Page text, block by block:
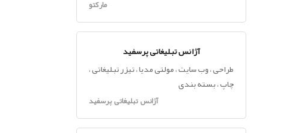
مارکتو
آژانس تبلیغاتی پرسفید
طراحی ، وب سایت ، مولتی مدیا ، تیزر تبلیغاتی ،
چاپ ، بسته بندی
آژانس تبلیغاتی پرسفید